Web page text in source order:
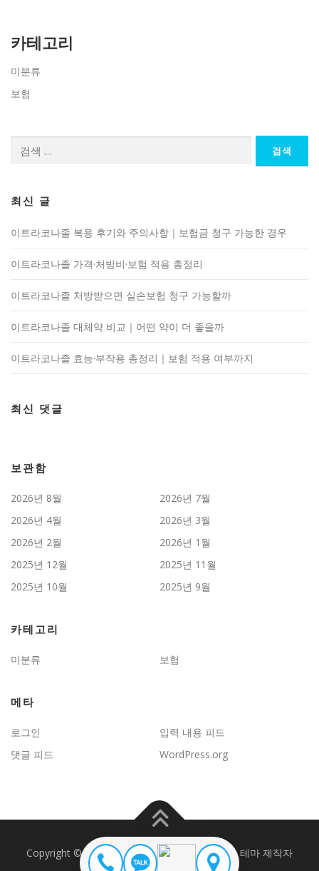
카테고리
미분류
보험
최신 글
이트라코나졸 복용 후기와 주의사항｜보험금 청구 가능한 경우
이트라코나졸 가격·처방비·보험 적용 총정리
이트라코나졸 처방받으면 실손보험 청구 가능할까
이트라코나졸 대체약 비교｜어떤 약이 더 좋을까
이트라코나졸 효능·부작용 총정리｜보험 적용 여부까지
최신 댓글
보관함
2026년 8월
2026년 7월
2026년 4월
2026년 3월
2026년 2월
2026년 1월
2025년 12월
2025년 11월
2025년 10월
2025년 9월
카테고리
미분류 보험
메타
로그인
입력 내용 피드
댓글 피드
WordPress.org
Copyright © 2026 JD보험문제연구 OnePress테마 제작자